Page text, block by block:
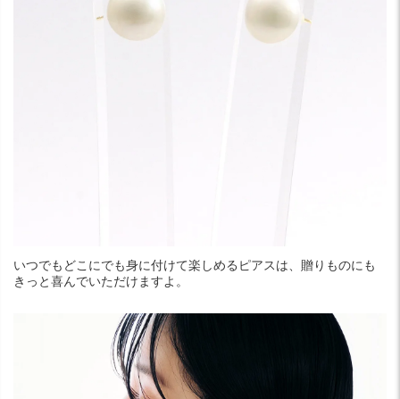
いつでもどこにでも身に付けて楽しめるピアスは、贈りものにも
きっと喜んでいただけますよ。